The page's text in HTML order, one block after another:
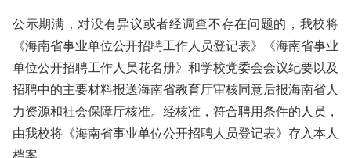
公示期满，对没有异议或者经调查不存在问题的，我校将
《海南省事业单位公开招聘工作人员登记表》《海南省事业
单位公开招聘工作人员花名册》和学校党委会会议纪要以及
招聘中的主要材料报送海南省教育厅审核同意后报海南省人
力资源和社会保障厅核准。经核准，符合聘用条件的人员，
由我校将《海南省事业单位公开招聘人员登记表》存入本人
档案。